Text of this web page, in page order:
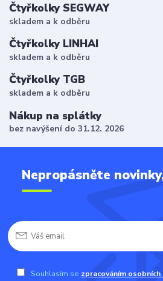
Čtyřkolky SEGWAY
skladem a k odběru
Čtyřkolky LINHAI
skladem a k odběru
Čtyřkolky TGB
skladem a k odběru
Nákup na splátky
bez navýšení do 31.12. 2026
Nepropásněte
Souhlasím se zpracováním osobních